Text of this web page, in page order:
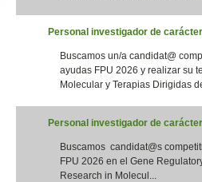
Personal investigador de
Buscamos un/a candidat@
ayudas FPU 2026 y realizar su
Molecular y Terapias Dirigidas
Personal investigador de
Buscamos candidat@s
FPU 2026 en el Gene
Research in Molecul...